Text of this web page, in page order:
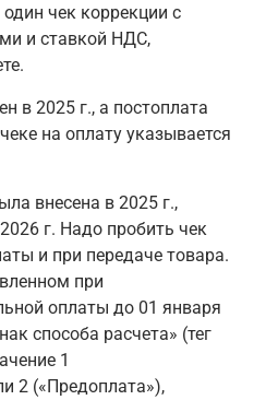
чек коррекции с
и ставкой НДС,
в 2025 г., а постоплата
на оплату указывается
внесена в 2025 г.,
г. Надо пробить чек
и при передаче товара.
при
оплаты до 01 января
способа расчета» (тег
1
2 («Предоплата»),